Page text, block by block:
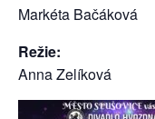
Markéta Bačáková
Režie:
Anna Zelíková